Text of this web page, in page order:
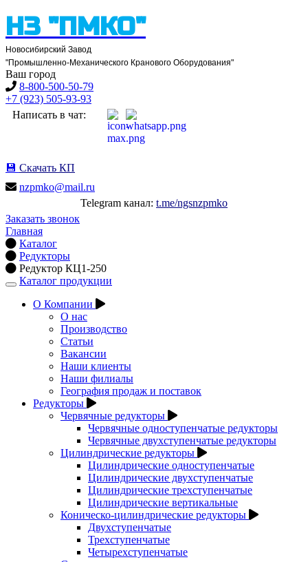
НЗ "ПМКО"
Новосибирский Завод
"Промышленно-Механического Кранового Оборудования"
Ваш город
8-800-500-50-79
+7 (923) 505-93-93
Написать в чат:
💾 Скачать КП
nzpmko@mail.ru
Telegram канал: t.me/ngsnzpmko
Заказать звонок
Главная
Каталог
Редукторы
Редуктор КЦ1-250
Открыть
навигацию
Каталог продукции
О Компании
О нас
Производство
Статьи
Вакансии
Наши клиенты
Наши филиалы
География продаж и поставок
Редукторы
Червячные редукторы
Червячные одноступенчатые редукторы
Червячные двухступенчатые редукторы
Цилиндрические редукторы
Цилиндрические одноступенчатые
Цилиндрические двухступенчатые
Цилиндрические трехступенчатые
Цилиндрические вертикальные
Коническо-цилиндрические редукторы
Двухступенчатые
Трехступенчатые
Четырехступенчатые